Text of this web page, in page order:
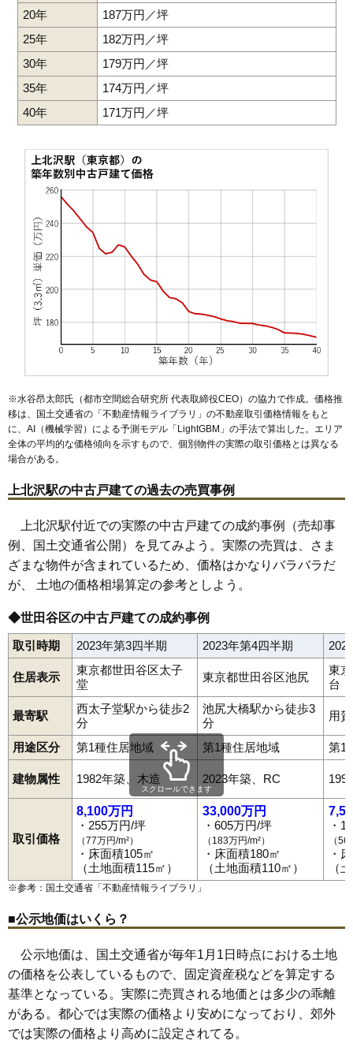
20年
187万円／坪
25年
182万円／坪
30年
179万円／坪
35年
174万円／坪
40年
171万円／坪
※水谷昂太郎氏（都市空間総合研究所 代表取締役CEO）の協力で作成。価格推
移は、国土交通省の「 不動産情報ライブラリ 」の不動産取引価格情報をもと
に、AI（機械学習）による予測モデル「LightGBM」の手法で算出した。エリア
全体の平均的な価格傾向を示すもので、個別物件の実際の取引価格とは異なる
場合がある。
上北沢駅の中古戸建ての過去の売買事例
上北沢駅付近での実際の中古戸建ての成約事例（売却事
例、国土交通省公開）を見てみよう。実際の売買は、さま
ざまな物件が含まれているため、価格はかなりバラバラだ
が、 土地の価格相場算定の参考としよう。
◆世田谷区の中古戸建ての成約事例
取引時期 2023年第3四半期 2023年第4四半期
住居表示
東京都世田谷区太子
堂
東京都世田谷区池尻
東
台
最寄駅
西太子堂駅から徒歩2
分
池尻大橋駅から徒歩3
分
用
用途区分 第1種住居地域 第1種住居地域 第1
建物属性 1982年築、木造 2023年築、RC
取引価格
8,100万円
・255万円/坪
（77万円/m²）
・床面積105㎡
（土地面積115㎡）
33,000万円
・605万円/坪
（183万円/m²）
・床面積180㎡
（土地面積110㎡）
・
（
・
（
スクロールできます
※参考：国土交通省「 不動産情報ライブラリ 」
■公示地価はいくら？
公示地価は、国土交通省が毎年1月1日時点における土地
の価格を公表しているもので、固定資産税などを算定する
基準となっている。実際に売買される地価とは多少の乖離
がある。都心では実際の価格より安めになっており、郊外
では実際の価格より高めに設定されてる。